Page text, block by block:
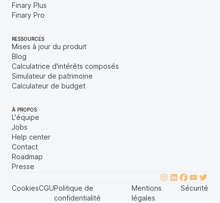
Finary Plus
Finary Pro
RESSOURCES
Mises à jour du produit
Blog
Calculatrice d'intérêts composés
Simulateur de patrimoine
Calculateur de budget
À PROPOS
L'équipe
Jobs
Help center
Contact
Roadmap
Presse
CookiesCGUPolitique de
confidentialité
Mentions
légales
Sécurité